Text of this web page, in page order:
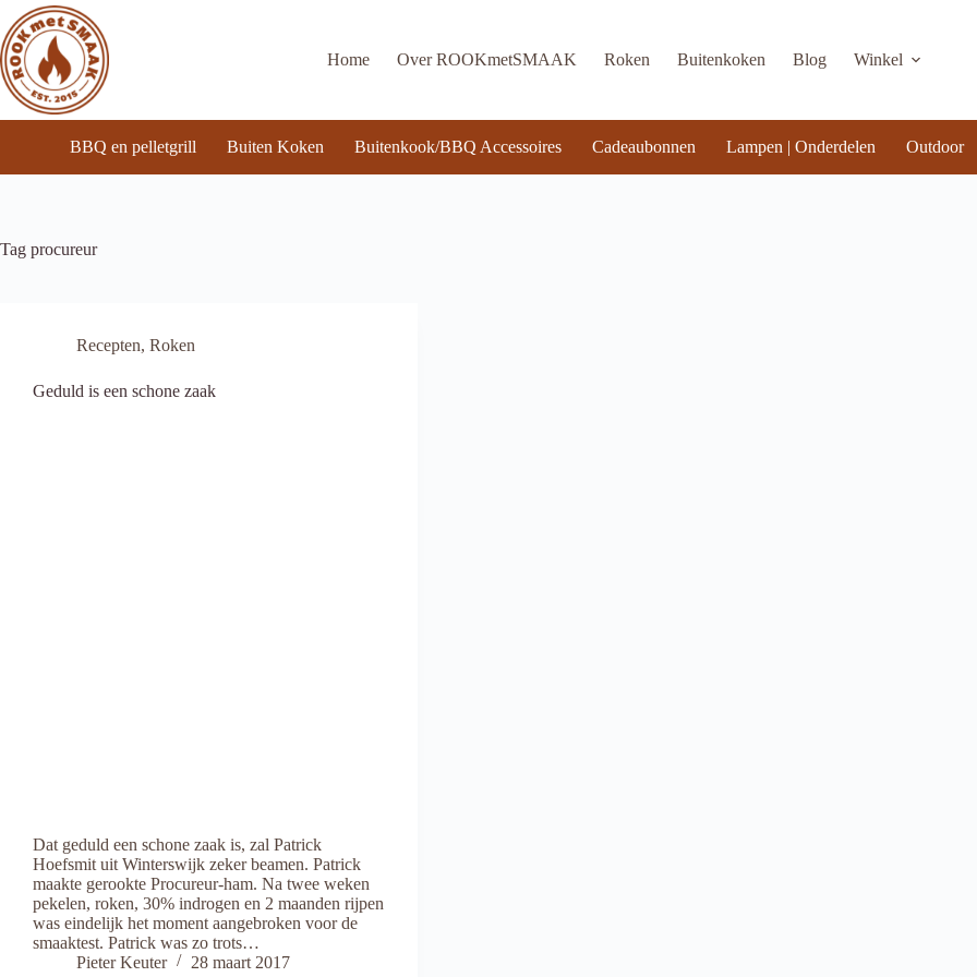
naar
de
inhoud
Home Over ROOKmetSMAAK Roken Buitenkoken Blog Winkel
BBQ en pelletgrill Buiten Koken Buitenkook/BBQ Accessoires Cadeaubonnen Lampen | Onderdelen Outdoor
Tag procureur
Recepten, Roken
Geduld is een schone zaak
Dat geduld een schone zaak is, zal Patrick
Hoefsmit uit Winterswijk zeker beamen. Patrick
maakte gerookte Procureur-ham. Na twee weken
pekelen, roken, 30% indrogen en 2 maanden rijpen
was eindelijk het moment aangebroken voor de
smaaktest. Patrick was zo trots…
Pieter Keuter
28 maart 2017